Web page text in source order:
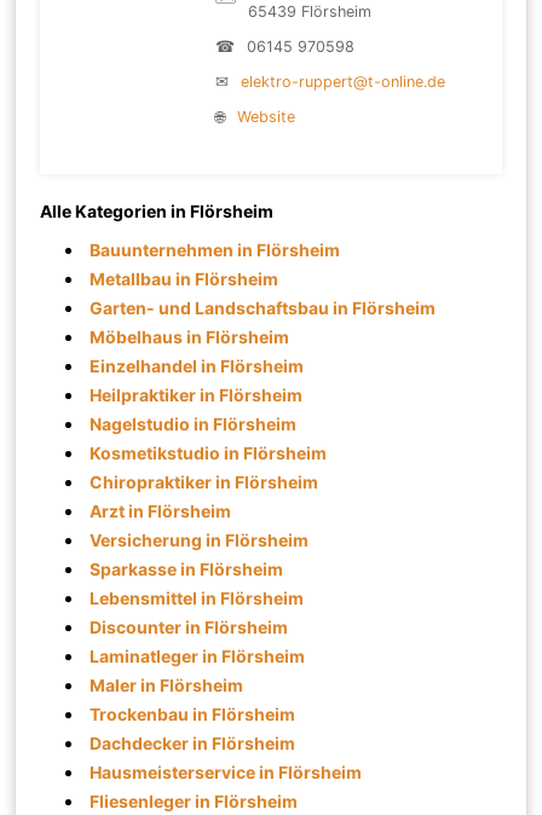
65439 Flörsheim
☎
06145 970598
✉
elektro-ruppert@t-online.de
🌐
Website
Alle Kategorien in Flörsheim
Bauunternehmen in Flörsheim
Metallbau in Flörsheim
Garten- und Landschaftsbau in Flörsheim
Möbelhaus in Flörsheim
Einzelhandel in Flörsheim
Heilpraktiker in Flörsheim
Nagelstudio in Flörsheim
Kosmetikstudio in Flörsheim
Chiropraktiker in Flörsheim
Arzt in Flörsheim
Versicherung in Flörsheim
Sparkasse in Flörsheim
Lebensmittel in Flörsheim
Discounter in Flörsheim
Laminatleger in Flörsheim
Maler in Flörsheim
Trockenbau in Flörsheim
Dachdecker in Flörsheim
Hausmeisterservice in Flörsheim
Fliesenleger in Flörsheim